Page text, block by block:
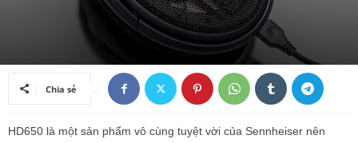
26/02/2018
Chia sẻ
HD650 là một sản phẩm vô cùng tuyệt vời của Sennheiser nên